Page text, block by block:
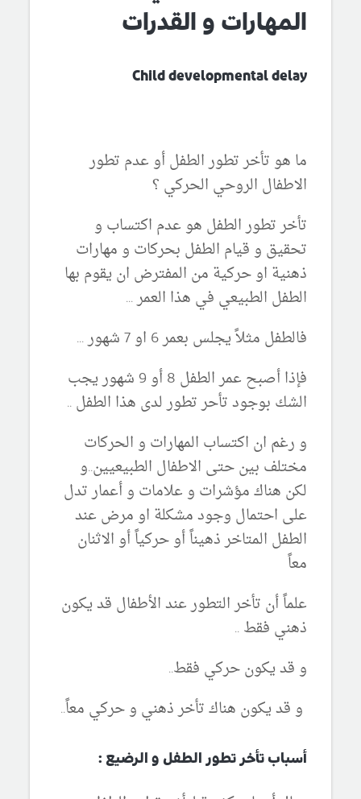
المهارات و القدرات
Child developmental delay
ما هو تأخر تطور الطفل أو عدم تطور
الاطفال الروحي الحركي ؟
تأخر تطور الطفل هو عدم اكتساب و
تحقيق و قيام الطفل بحركات و مهارات
ذهنية او حركية من المفترض ان يقوم بها
الطفل الطبيعي في هذا العمر ...
فالطفل مثلاً يجلس بعمر 6 او 7 شهور ...
فإذا أصبح عمر الطفل 8 أو 9 شهور يجب
الشك بوجود تأحر تطور لدى هذا الطفل ..
و رغم ان اكتساب المهارات و الحركات
مختلف بين حتى الاطفال الطبيعيين..و
لكن هناك مؤشرات و علامات و أعمار تدل
على احتمال وجود مشكلة او مرض عند
الطفل المتاخر ذهيناً أو حركياً أو الاثنان
معاً
علماً أن تأخر التطور عند الأطفال قد يكون
ذهني فقط ..
و قد يكون حركي فقط..
و قد يكون هناك تأخر ذهني و حركي معاً..
أسباب تأخر تطور الطفل و الرضيع :